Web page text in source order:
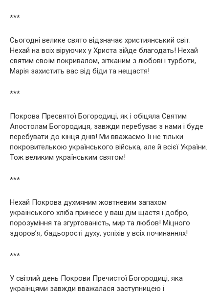
***
Сьогодні велике свято відзначає християнський світ.
Нехай на всіх віруючих у Христа зійде благодать! Нехай
святим своїм покривалом, зітканим з любові і турботи,
Марія захистить вас від біди та нещастя!
***
Покрова Пресвятої Богородиці, як і обіцяла Святим
Апостолам Богородиця, завжди перебуває з нами і буде
перебувати до кінця днів! Ми вважаємо Її не тільки
покровителькою українського війська, але й всієї України.
Тож великим українським святом!
***
Нехай Покрова духмяним жовтневим запахом
українського хліба принесе у ваш дім щастя і добро,
порозуміння та згуртованість, мир та любов! Міцного
здоров’я, бадьорості духу, успіхів у всіх починаннях!
***
У світлий день Покрови Пречистої Богородиці, яка
українцями завжди вважалася заступницею і